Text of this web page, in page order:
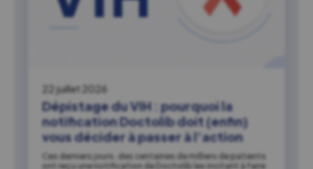
22 juillet 2026
Dépistage du VIH : pourquoi la
notification Doctolib doit (enfin)
vous décider à passer à l’action
Ces derniers jours, des centaines de milliers de patients
ont reçu une notification de Doctolib les incitant à faire